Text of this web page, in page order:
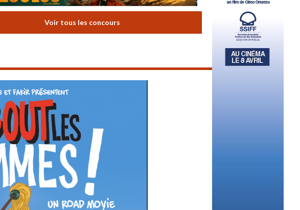
Voir tous les concours